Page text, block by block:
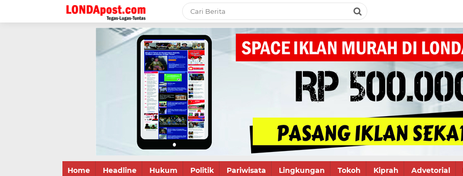
Home Headline Hukum Politik Pariwisata Lingkungan Tokoh Kiprah Advetorial